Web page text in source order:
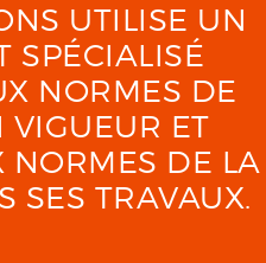
UTILISE UN
SPÉCIALISÉ
NORMES DE
VIGUEUR ET
NORMES DE LA
SES TRAVAUX.